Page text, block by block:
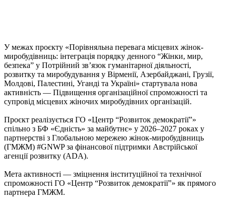
У межах проєкту «Порівняльна перевага місцевих жінок-
миробудівниць: інтеграція порядку денного “Жінки, мир,
безпека” у Потрійний зв’язок гуманітарної діяльності,
розвитку та миробудування у Вірменії, Азербайджані, Грузії,
Молдові, Палестині, Уганді та Україні» стартувала нова
активність — Підвищення організаційної спроможності та
супровід місцевих жіночих миробудівних організацій.
Проєкт реалізується ГО «Центр “Розвиток демократії”»
спільно з БФ «Єдність» за майбутнє» у 2026–2027 роках у
партнерстві з Глобальною мережею жінок-миробудівниць
(ГМЖМ) #GNWP за фінансової підтримки Австрійської
агенції розвитку (ADA).
Мета активності — зміцнення інституційної та технічної
спроможності ГО «Центр “Розвиток демократії”» як прямого
партнера ГМЖМ.